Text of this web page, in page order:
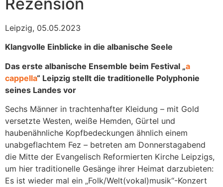
Leipzig, 05.05.2023
Klangvolle Einblicke in die albanische Seele
Das erste albanische Ensemble beim Festival „a
cappella“ Leipzig stellt die traditionelle Polyphonie
seines Landes vor
Sechs Männer in trachtenhafter Kleidung – mit Gold
versetzte Westen, weiße Hemden, Gürtel und
haubenähnliche Kopfbedeckungen ähnlich einem
unabgeflachtem Fez – betreten am Donnerstagabend
die Mitte der Evangelisch Reformierten Kirche Leipzigs,
um hier traditionelle Gesänge ihrer Heimat darzubieten:
Es ist wieder mal ein „Folk/Welt(vokal)musik“-Konzert